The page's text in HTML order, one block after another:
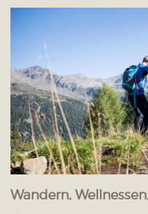
Wandern,